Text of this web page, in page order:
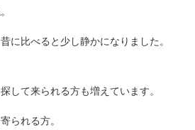
に比べると少し静かになりました。
して来られる方も増えています。
られる方。